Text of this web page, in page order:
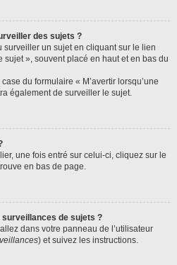
des sujets ?
surveiller un sujet en cliquant sur le lien
», souvent placé en haut et en bas du
du formulaire « M’avertir lorsqu’une
également de surveiller le sujet.
une fois entré sur celui-ci, cliquez sur le
en bas de page.
de sujets ?
dans votre panneau de l’utilisateur
) et suivez les instructions.